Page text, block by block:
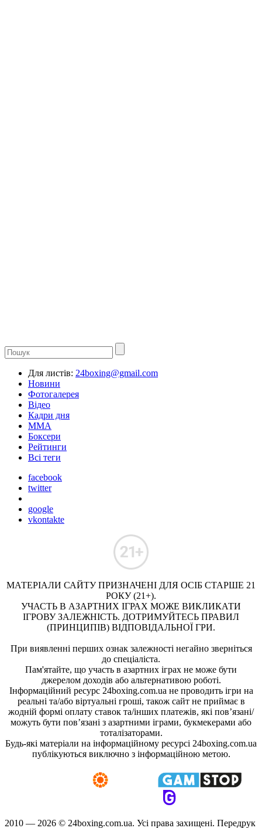
Для листів: 24boxing@gmail.com
Новини
Фотогалерея
Відео
Кадри дня
ММА
Боксери
Рейтинги
Всі теги
facebook
twitter
google
vkontakte
МАТЕРІАЛИ САЙТУ ПРИЗНАЧЕНІ ДЛЯ ОСІБ СТАРШЕ 21
РОКУ (21+).
УЧАСТЬ В АЗАРТНИХ ІГРАХ МОЖЕ ВИКЛИКАТИ
ІГРОВУ ЗАЛЕЖНІСТЬ. ДОТРИМУЙТЕСЬ ПРАВИЛ
(ПРИНЦИПІВ) ВІДПОВІДАЛЬНОЇ ГРИ.
При виявленні перших ознак залежності негайно зверніться
до спеціаліста.
Пам'ятайте, що участь в азартних іграх не може бути
джерелом доходів або альтернативою роботі.
Інформаційний ресурс 24boxing.com.ua не проводить ігри на
реальні та/або віртуальні гроші, також сайт не приймає в
жодній формі оплату ставок та/інших платежів, які пов’язані/
можуть бути пов’язані з азартними іграми, букмекерами або
тоталізаторами.
Будь-які матеріали на інформаційному ресурсі 24boxing.com.ua
публікуються виключно з інформаційною метою.
2010 — 2026 © 24boxing.com.ua. Усi права захищенi. Передрук